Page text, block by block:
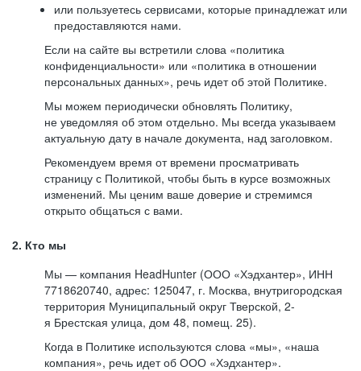
или пользуетесь сервисами, которые принадлежат или
предоставляются нами.
Если на сайте вы встретили слова «политика
конфиденциальности» или «политика в отношении
персональных данных», речь идет об этой Политике.
Мы можем периодически обновлять Политику,
не уведомляя об этом отдельно. Мы всегда указываем
актуальную дату в начале документа, над заголовком.
Рекомендуем время от времени просматривать
страницу с Политикой, чтобы быть в курсе возможных
изменений. Мы ценим ваше доверие и стремимся
открыто общаться с вами.
2. Кто мы
Мы — компания HeadHunter (ООО «Хэдхантер», ИНН
7718620740, адрес: 125047, г. Москва, внутригородская
территория Муниципальный округ Тверской, 2-
я Брестская улица, дом 48, помещ. 25).
Когда в Политике используются слова «мы», «наша
компания», речь идет об ООО «Хэдхантер».